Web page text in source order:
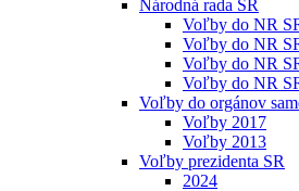
Národná rada SR
Voľby do NR
Voľby do NR
Voľby do NR
Voľby do NR
Voľby do orgánov
Voľby 2017
Voľby 2013
Voľby prezidenta SR
2024